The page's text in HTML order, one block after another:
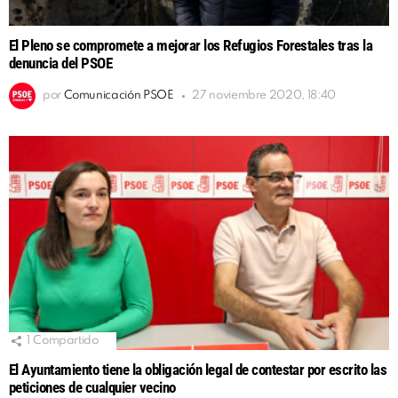
El Pleno se compromete a mejorar los Refugios Forestales tras la
denuncia del PSOE
por Comunicación PSOE 27 noviembre 2020, 18:40
Compartido
El Ayuntamiento tiene la obligación legal de contestar por escrito las
peticiones de cualquier vecino